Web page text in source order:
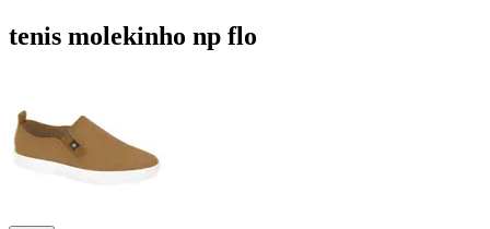
tenis molekinho np flo